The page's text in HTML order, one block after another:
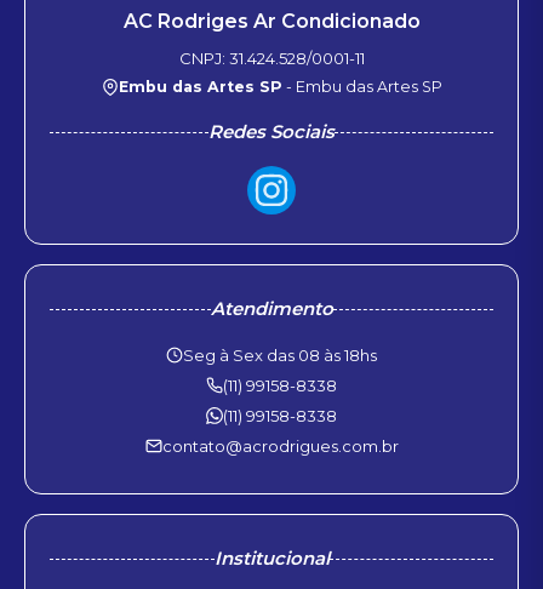
AC Rodriges Ar Condicionado
CNPJ: 31.424.528/0001-11
Embu das Artes SP - Embu das Artes SP
Redes Sociais
Atendimento
Seg à Sex das 08 às 18hs
(11) 99158-8338
(11) 99158-8338
contato@acrodrigues.com.br
Institucional